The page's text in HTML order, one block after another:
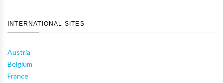
INTERNATIONAL SITES
Austria
Belgium
France